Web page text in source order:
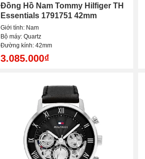
Đồng Hồ Nam Tommy Hilfiger TH
Essentials 1791751 42mm
Giới tính: Nam
Bộ máy: Quartz
Đường kính: 42mm
3.085.000₫